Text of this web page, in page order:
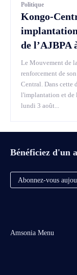
Politique
Kongo-
de l’AJBPA
Le Mouvement de
renforcement de
Central. Dans cette
l'implantation et de
lundi 3 août...
Bénéficiez d'un
Abonnez-vous
Amsonia Menu